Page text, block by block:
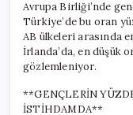
Avrupa Birliği’nde
Türkiye’de bu oran
AB ülkeleri arasında
İrlanda’da, en düşük
gözlemleniyor.
**GENÇLERİN
İSTİHDAMDA**